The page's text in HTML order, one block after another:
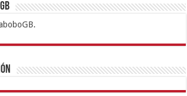
KralbetSupertotobetTipobetMatadorbetMariobet